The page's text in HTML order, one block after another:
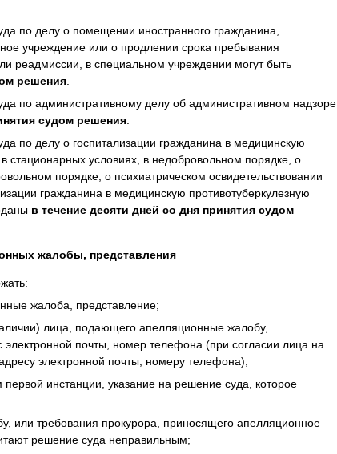
по делу о помещении иностранного гражданина,
учреждение или о продлении срока пребывания
реадмиссии, в специальном учреждении могут быть
решения
по административному делу об административном надзоре
судом решения
по делу о госпитализации гражданина в медицинскую
условиях, в недобровольном порядке, о
порядке, о психиатрическом освидетельствовании
гражданина в медицинскую противотуберкулезную
в течение десяти дней со дня принятия судом
жалобы, представления
жалоба, представление;
лица, подающего апелляционные жалобу,
электронной почты, номер телефона (при согласии лица на
электронной почты, номеру телефона);
инстанции, указание на решение суда, которое
или требования прокурора, приносящего апелляционное
решение суда неправильным;